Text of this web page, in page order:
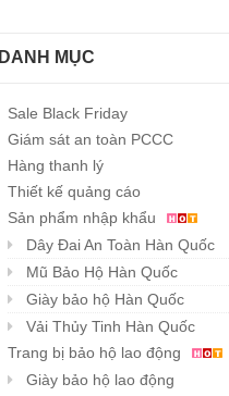
DANH MỤC
Sale Black Friday
Giám sát an toàn PCCC
Hàng thanh lý
Thiết kế quảng cáo
Sản phẩm nhập khẩu
Dây Đai An Toàn Hàn Quốc
Mũ Bảo Hộ Hàn Quốc
Giày bảo hộ Hàn Quốc
Vải Thủy Tinh Hàn Quốc
Trang bị bảo hộ lao động
Giày bảo hộ lao động